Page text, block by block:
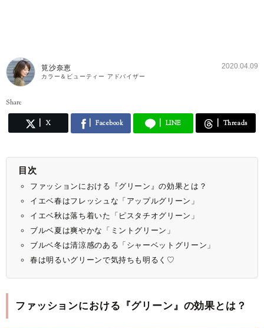
筧沙奈恵
カラー＆ビューティー アドバイザー
2020.04.09
Share
X Facebook LINE Threads
目次
ファッションにおける『グリーン』の効果とは？
イエベ春はフレッシュな「アップルグリーン」
イエベ秋は落ち着いた「ピスタチオグリーン」
ブルベ夏は爽やかな「ミントグリーン」
ブルベ冬は清涼感のある「シャーベットグリーン」
春は明るいグリーンで気持ちも明るく♡
ファッションにおける『グリーン』の効果とは？